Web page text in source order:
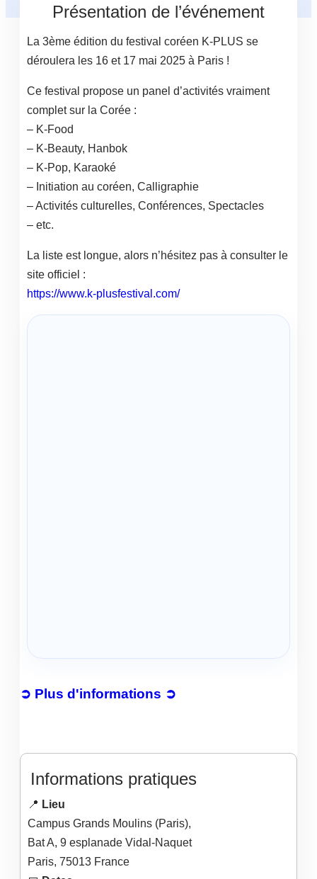
Présentation de l’événement
La 3ème édition du festival coréen K-PLUS se
déroulera les 16 et 17 mai 2025 à Paris !
Ce festival propose un panel d’activités vraiment
complet sur la Corée :
– K-Food
– K-Beauty, Hanbok
– K-Pop, Karaoké
– Initiation au coréen, Calligraphie
– Activités culturelles, Conférences, Spectacles
– etc.
La liste est longue, alors n’hésitez pas à consulter le
site officiel :
https://www.k-plusfestival.com/
➲ Plus d'informations ➲
Informations pratiques
📍 Lieu
Campus Grands Moulins (Paris),
Bat A​​​, 9 esplanade Vidal-Naquet
Paris, 75013 France